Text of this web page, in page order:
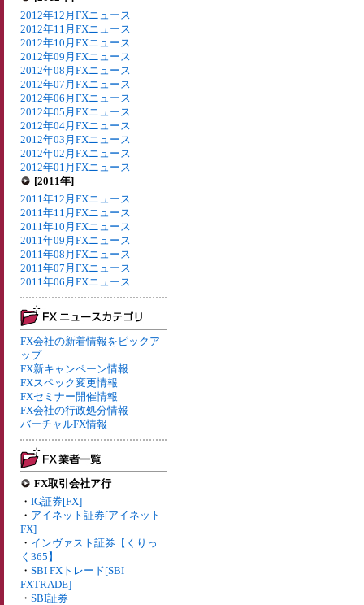
2012年12月FXニュース
2012年11月FXニュース
2012年10月FXニュース
2012年09月FXニュース
2012年08月FXニュース
2012年07月FXニュース
2012年06月FXニュース
2012年05月FXニュース
2012年04月FXニュース
2012年03月FXニュース
2012年02月FXニュース
2012年01月FXニュース
[2011年]
2011年12月FXニュース
2011年11月FXニュース
2011年10月FXニュース
2011年09月FXニュース
2011年08月FXニュース
2011年07月FXニュース
2011年06月FXニュース
FX会社の新着情報をピックア
ップ
FX新キャンペーン情報
FXスペック変更情報
FXセミナー開催情報
FX会社の行政処分情報
バーチャルFX情報
FX取引会社ア行
・ IG証券[FX]
・ アイネット証券[アイネット
FX]
・ インヴァスト証券【くりっ
く365】
・ SBI FXトレード[SBI
FXTRADE]
・ SBI証券